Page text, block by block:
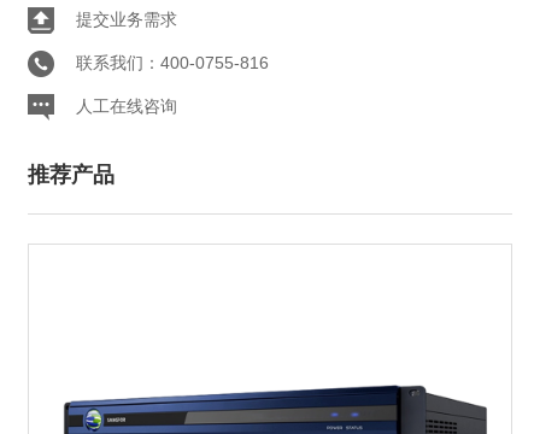
提交业务需求
联系我们：400-0755-816
人工在线咨询
推荐产品